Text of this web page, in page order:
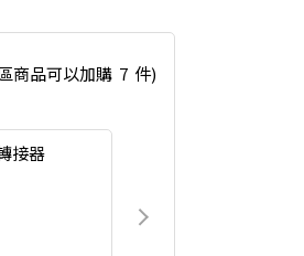
商品可以加購 7 件)
接器